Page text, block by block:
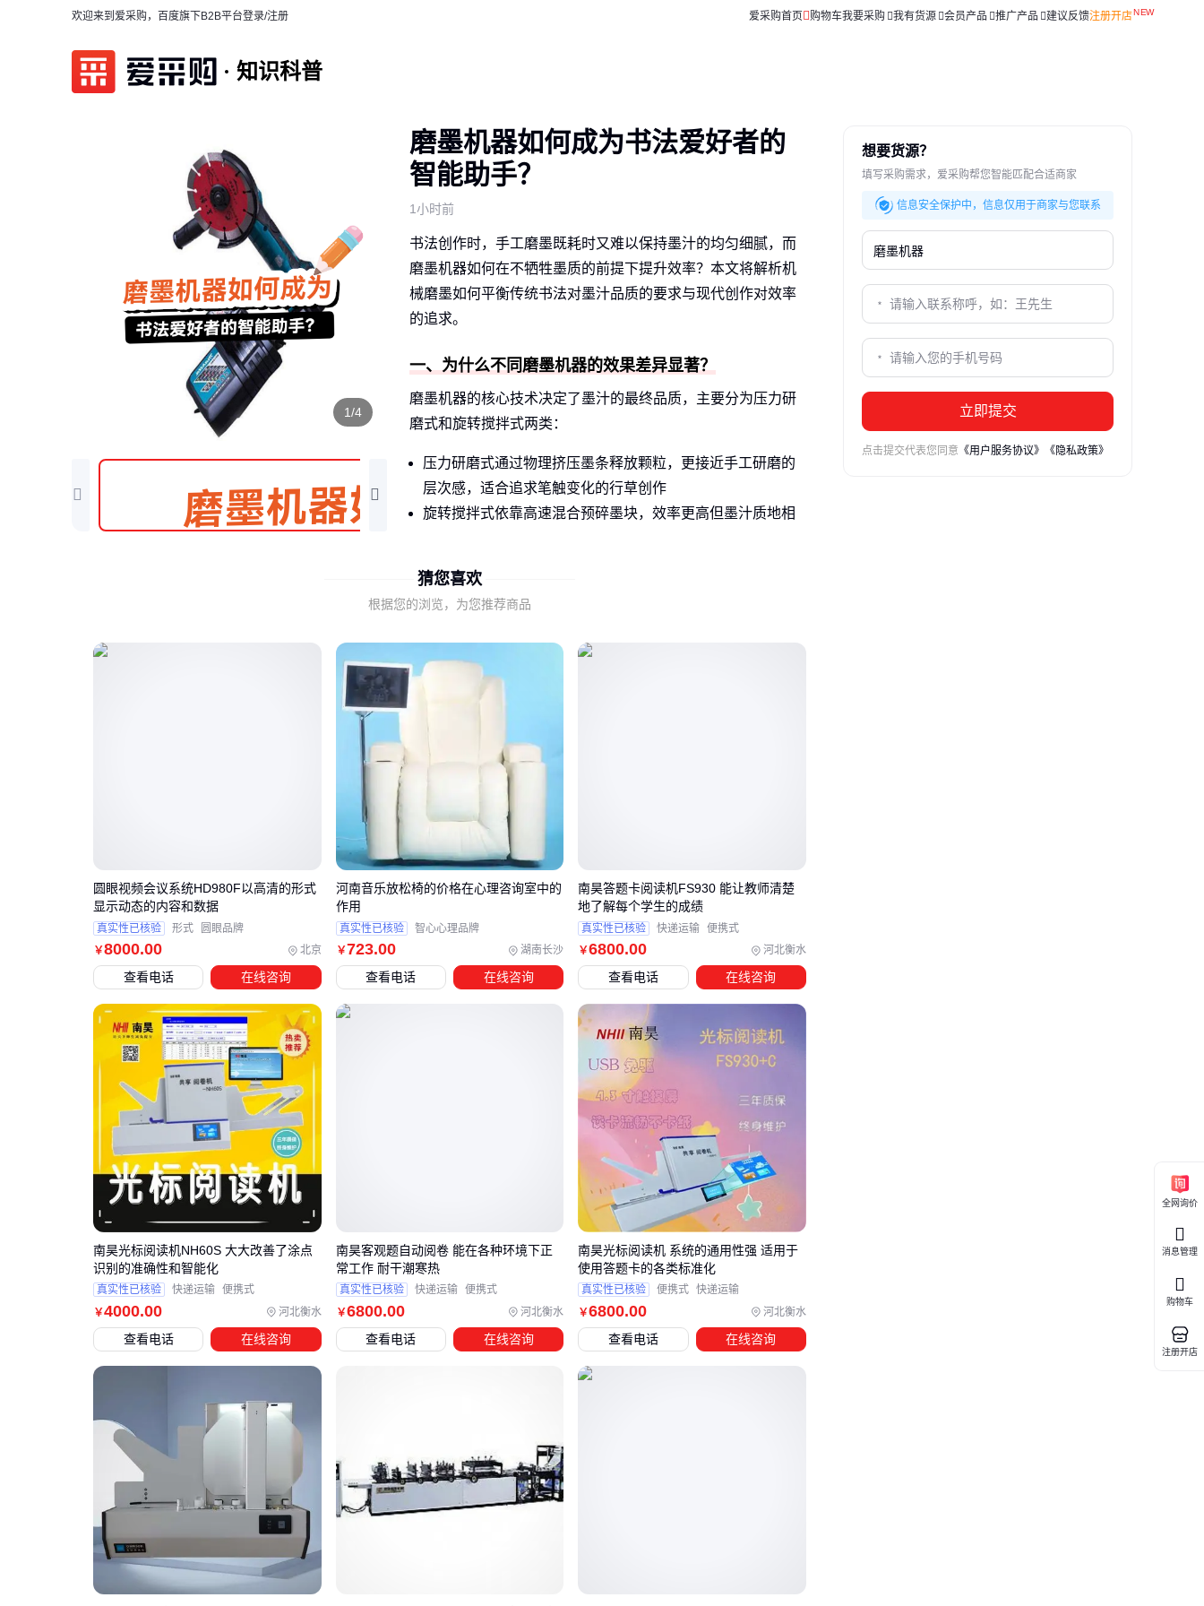
欢迎来到爱采购，百度旗下B2B平台登录/注册 爱采购首页 购物车我要采购 我有货源 会员产品 推广产品 建议反馈注册开店
知识科普
1/4
磨墨机器如何成为书法爱好者的
智能助手？
1小时前
书法创作时，手工磨墨既耗时又难以保持墨汁的均匀细腻，而
磨墨机器如何在不牺牲墨质的前提下提升效率？本文将解析机
械磨墨如何平衡传统书法对墨汁品质的要求与现代创作对效率
的追求。
一、为什么不同磨墨机器的效果差异显著？
磨墨机器的核心技术决定了墨汁的最终品质，主要分为压力研
磨式和旋转搅拌式两类：
压力研磨式通过物理挤压墨条释放颗粒，更接近手工研磨的
层次感，适合追求笔触变化的行草创作
旋转搅拌式依靠高速混合预碎墨块，效率更高但墨汁质地相
选择时需注意：看似相同的出墨速度，可能因技术原理不同导
致墨汁悬浮颗粒的均匀度存在肉眼可见差异。
二、专业级书法创作对磨墨机器的隐形要求
真正影响作品表现力的并非机器标称的研磨速度，而是墨条硬
墨色是否随书写力度自然渐变
笔锋转折处能否形成清晰的边缘
干燥后是否保持均匀的哑光质感
这些细节要求背后，是磨墨机器对墨条分子结构的还原能力
——这往往是千元级与专业级设备的核心分水岭。
三、如何根据创作规模选择磨墨设备？
书法爱好者的创作需求差异显著，从个人日常练习到教学机构
批量用墨，对磨墨机器的性能要求截然不同。关键在于识别自
身创作强度与墨汁消耗量，避免陷入'高配低用'或'性能不足'的
个人练习：每周创作量低于5幅四尺作品时，选择紧凑型书法
磨墨机即可满足需求，重点考察墨汁细腻度与易清洁性
教学机构：需匹配连续研磨能力，优先考虑带大容量墨仓和
的原料兼容性与稳定性
值得注意的是，传统原石质发墨砚台
在创作体验上仍有不可
替代性，但需要与机械设备的效率优势结合评估。对于追求特
殊墨色层次的专业创作者，可保留手工研磨作为辅助手段。
四、如何避免磨墨机器买完才发现流程中断？
采购磨墨机器只是书法创作流程机械化的第一步，墨汁从研磨
猜您喜欢
根据您的浏览，为您推荐商品
￥8000.00 北京
圆眼视频会议系统HD980F以高清的形式
显示动态的内容和数据
真实性已核验 形式 圆眼品牌
查看电话 在线咨询
￥723.00 湖南长沙
河南音乐放松椅的价格在心理咨询室中的
作用
真实性已核验 智心心理品牌
查看电话 在线咨询
￥6800.00 河北衡水
南昊答题卡阅读机FS930 能让教师清楚
地了解每个学生的成绩
真实性已核验 快递运输 便携式
查看电话 在线咨询
￥4000.00 河北衡水
南昊光标阅读机NH60S 大大改善了涂点
识别的准确性和智能化
真实性已核验 快递运输 便携式
查看电话 在线咨询
￥6800.00 河北衡水
南昊客观题自动阅卷 能在各种环境下正
常工作 耐干潮寒热
真实性已核验 快递运输 便携式
查看电话 在线咨询
￥6800.00 河北衡水
南昊光标阅读机 系统的通用性强 适用于
使用答题卡的各类标准化
真实性已核验 便携式 快递运输
查看电话 在线咨询
想要货源？
填写采购需求，爱采购帮您智能匹配合适商家
信息安全保护中，信息仅用于商家与您联系
立即提交
点击提交代表您同意 《用户服务协议》 《隐私政策》
全网询价
消息管理
购物车
注册开店